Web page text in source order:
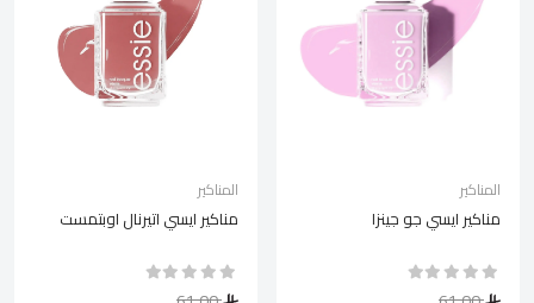
المناكير
مناكير ايسي جو جينزا
المناكير
مناكير ايسي اتيرنال اوبتمست